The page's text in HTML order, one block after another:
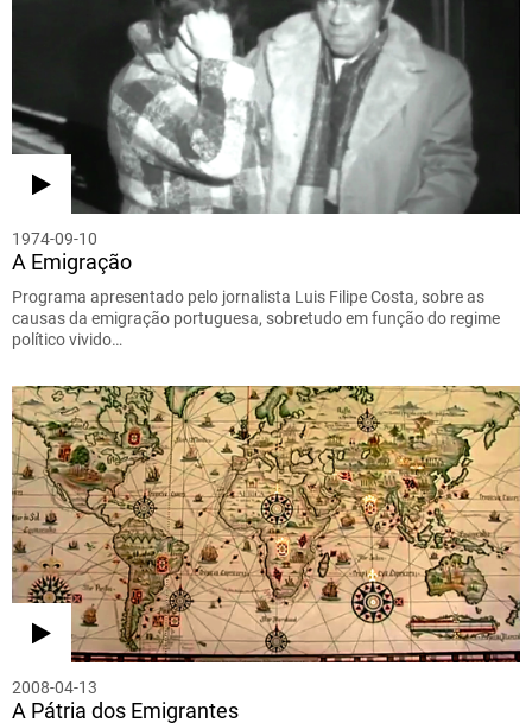
1974-09-10
A Emigração
Programa apresentado pelo jornalista Luis Filipe Costa, sobre as
causas da emigração portuguesa, sobretudo em função do regime
político vivido…
2008-04-13
A Pátria dos Emigrantes